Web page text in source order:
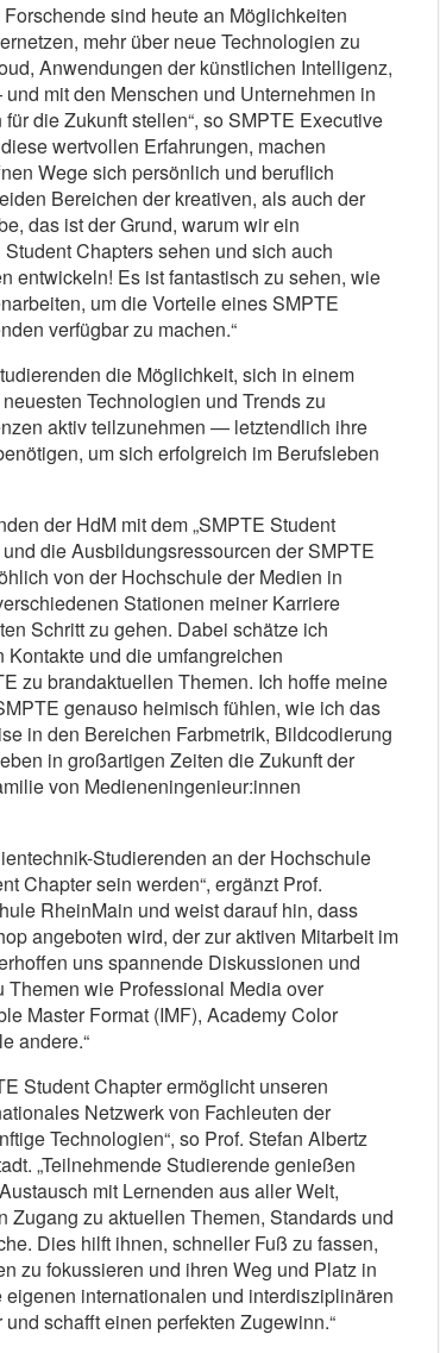
sind heute an Möglichkeiten
mehr über neue Technologien zu
Anwendungen der künstlichen Intelligenz,
mit den Menschen und Unternehmen in
die Zukunft stellen“, so SMPTE Executive
wertvollen Erfahrungen, machen
Wege sich persönlich und beruflich
Bereichen der kreativen, als auch der
das ist der Grund, warum wir ein
Chapters sehen und sich auch
entwickeln! Es ist fantastisch zu sehen, wie
um die Vorteile eines SMPTE
verfügbar zu machen.“
die Möglichkeit, sich in einem
Technologien und Trends zu
aktiv teilzunehmen — letztendlich ihre
um sich erfolgreich im Berufsleben
der HdM mit dem „SMPTE Student
die Ausbildungsressourcen der SMPTE
von der Hochschule der Medien in
Stationen meiner Karriere
Schritt zu gehen. Dabei schätze ich
und die umfangreichen
zu brandaktuellen Themen. Ich hoffe meine
genauso heimisch fühlen, wie ich das
in den Bereichen Farbmetrik, Bildcodierung
in großartigen Zeiten die Zukunft der
von Medieneningenieur:innen
Studierenden an der Hochschule
Chapter sein werden“, ergänzt Prof.
RheinMain und weist darauf hin, dass
angeboten wird, der zur aktiven Mitarbeit im
uns spannende Diskussionen und
wie Professional Media over
Master Format (IMF), Academy Color
andere.“
Student Chapter ermöglicht unseren
Netzwerk von Fachleuten der
Technologien“, so Prof. Stefan Albertz
„Teilnehmende Studierende genießen
mit Lernenden aus aller Welt,
Zugang zu aktuellen Themen, Standards und
Dies hilft ihnen, schneller Fuß zu fassen,
zu fokussieren und ihren Weg und Platz in
internationalen und interdisziplinären
schafft einen perfekten Zugewinn.“